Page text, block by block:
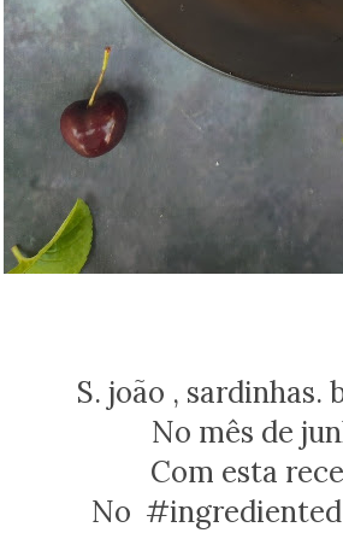
S. joão ,
No mês de
Com esta
No